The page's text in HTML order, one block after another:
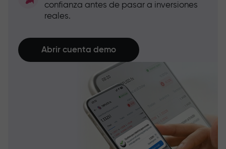
confianza antes de pasar a inversiones
reales.
Abrir cuenta demo